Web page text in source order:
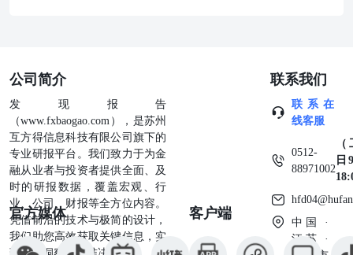
公司简介
发现报告
（www.fxbaogao.com），是苏州
互方得信息科技有限公司旗下的
专业研报平台。我们致力于为金
融从业者与投资者提供全面、及
时的研报数据，覆盖宏观、行
业、公司、财报等全方位内容。
凭借前沿的技术与极简的设计，
我们助您高效获取关键信息，实
官方媒体 客户端
联系我们
联系在
线客服
0512-
88971002
日
中国 ·
江苏 ·